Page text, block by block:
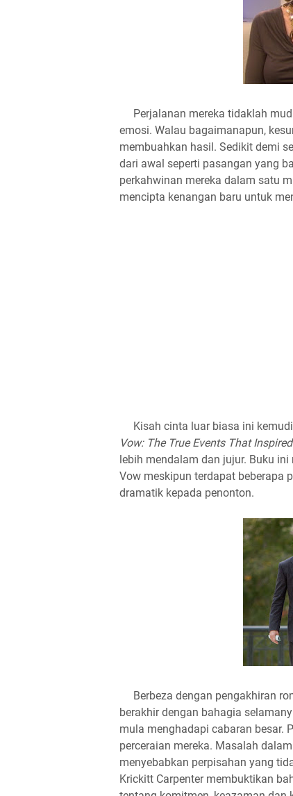
Perjalanan mereka tidaklah
emosi. Walau bagaimanapun,
membuahkan hasil. Sedikit demi
dari awal seperti pasangan yang
perkahwinan mereka dalam satu
mencipta kenangan baru untuk
Kisah cinta luar biasa ini
Vow: The True Events That
lebih mendalam dan jujur. Buku
Vow meskipun terdapat beberapa
dramatik kepada penonton.
Berbeza dengan pengakhiran
berakhir dengan bahagia
mula menghadapi cabaran besar.
perceraian mereka. Masalah
menyebabkan perpisahan yang
Krickitt Carpenter membuktikan